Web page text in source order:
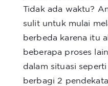
Tidak ada waktu?
sulit untuk mulai
berbeda karena itu
beberapa proses
dalam situasi
berbagi 2